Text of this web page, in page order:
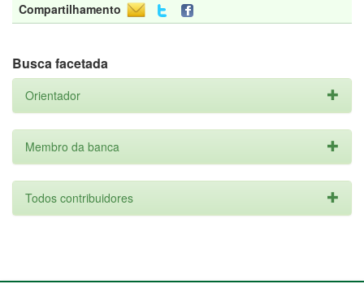
Compartilhamento
Busca facetada
Orientador
Membro da banca
Todos contribuidores